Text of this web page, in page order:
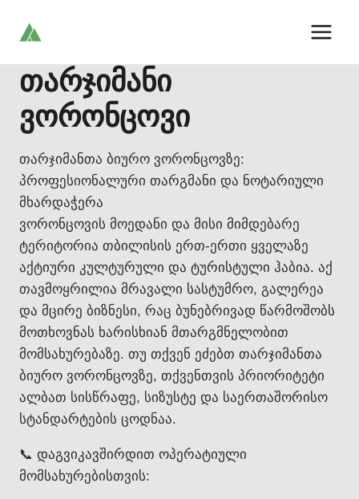
თარჯიმანი
ვორონცოვი
თარჯიმანთა ბიურო ვორონცოვზე:
პროფესიონალური თარგმანი და ნოტარიული
მხარდაჭერა
ვორონცოვის მოედანი და მისი მიმდებარე
ტერიტორია თბილისის ერთ-ერთი ყველაზე
აქტიური კულტურული და ტურისტული ჰაბია. აქ
თავმოყრილია მრავალი სასტუმრო, გალერეა
და მცირე ბიზნესი, რაც ბუნებრივად წარმოშობს
მოთხოვნას ხარისხიან მთარგმნელობით
მომსახურებაზე. თუ თქვენ ეძებთ თარჯიმანთა
ბიურო ვორონცოვზე, თქვენთვის პრიორიტეტი
ალბათ სისწრაფე, სიზუსტე და საერთაშორისო
სტანდარტების ცოდნაა.
📞 დაგვიკავშირდით ოპერატიული
მომსახურებისთვის: